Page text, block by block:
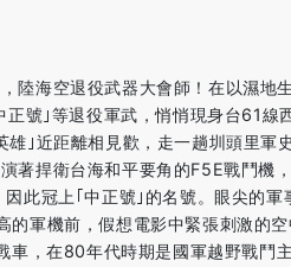
陸海空退役武器大會師！在以濕地
正號｣等退役軍武，悄悄現身台61線
雄｣近距離相見歡，走一趟圳頭里軍
著捍衛台海和平要角的F5E戰鬥機
此冠上｢中正號｣的名號。眼尖的
的軍機前，假想電影中緊張刺激的
，在80年代時期是國軍越野戰鬥